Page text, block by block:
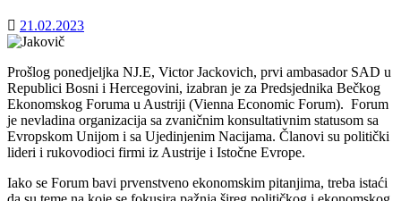
21.02.2023
Prošlog ponedjeljka NJ.E, Victor Jackovich, prvi ambasador SAD u
Republici Bosni i Hercegovini, izabran je za Predsjednika Bečkog
Ekonomskog Foruma u Austriji (Vienna Economic Forum). Forum
je nevladina organizacija sa zvaničnim konsultativnim statusom sa
Evropskom Unijom i sa Ujedinjenim Nacijama. Članovi su politički
lideri i rukovodioci firmi iz Austrije i Istočne Evrope.
Iako se Forum bavi prvenstveno ekonomskim pitanjima, treba istaći